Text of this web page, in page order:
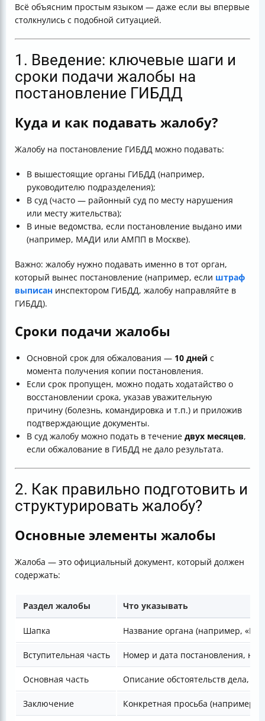
Всё объясним простым языком — даже если вы впервые
столкнулись с подобной ситуацией.
1. Введение: ключевые шаги и
сроки подачи жалобы на
постановление ГИБДД
Куда и как подавать жалобу?
Жалобу на постановление ГИБДД можно подавать:
В вышестоящие органы ГИБДД (например,
руководителю подразделения);
В суд (часто — районный суд по месту нарушения
или месту жительства);
В иные ведомства, если постановление выдано ими
(например, МАДИ или АМПП в Москве).
Важно: жалобу нужно подавать именно в тот орган,
который вынес постановление (например, если штраф
выписан инспектором ГИБДД, жалобу направляйте в
ГИБДД).
Сроки подачи жалобы
Основной срок для обжалования — 10 дней с
момента получения копии постановления.
Если срок пропущен, можно подать ходатайство о
восстановлении срока, указав уважительную
причину (болезнь, командировка и т.п.) и приложив
подтверждающие документы.
В суд жалобу можно подать в течение двух месяцев,
если обжалование в ГИБДД не дало результата.
2. Как правильно подготовить и
структурировать жалобу?
Основные элементы жалобы
Жалоба — это официальный документ, который должен
содержать:
Раздел жалобы Что указывать
Шапка Название органа (например, «В
Вступительная часть Номер и дата постановления,
Основная часть Описание обстоятельств дела,
Заключение Конкретная просьба (например,